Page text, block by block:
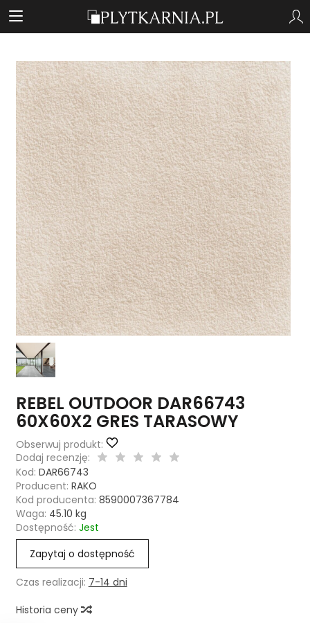
REBEL OUTDOOR DAR66743
60X60X2 GRES TARASOWY
Obserwuj produkt:
Dodaj recenzję:
Kod: DAR66743
Producent: RAKO
Kod producenta: 8590007367784
Waga: 45.10 kg
Dostępność: Jest
Zapytaj o dostępność
Czas realizacji: 7-14 dni
Historia ceny